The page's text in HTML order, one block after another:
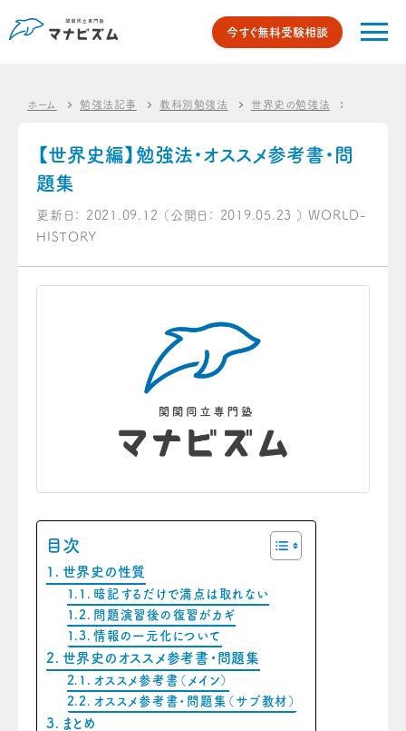
今すぐ無料受験相談
ホーム 勉強法記事 教科別勉強法 世界史の勉強法
【世界史編】勉強法・オススメ参考書・問
題集
更新日： 2021.09.12 （公開日： 2019.05.23 ）WORLD-
HISTORY
目次
世界史の性質
暗記するだけで満点は取れない
問題演習後の復習がカギ
情報の一元化について
世界史のオススメ参考書・問題集
オススメ参考書（メイン）
オススメ参考書・問題集（サブ教材）
まとめ